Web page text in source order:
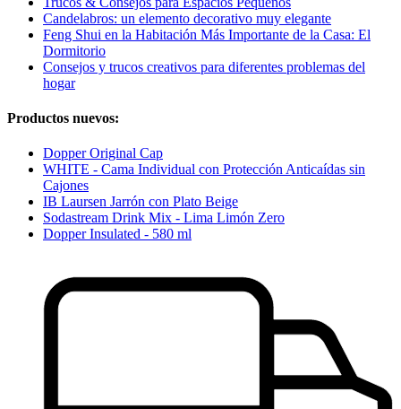
Candelabros: un elemento decorativo muy elegante
Feng Shui en la Habitación Más Importante de la Casa: El
Dormitorio
Consejos y trucos creativos para diferentes problemas del
hogar
Productos nuevos:
Dopper Original Cap
WHITE - Cama Individual con Protección Anticaídas sin
Cajones
IB Laursen Jarrón con Plato Beige
Sodastream Drink Mix - Lima Limón Zero
Dopper Insulated - 580 ml